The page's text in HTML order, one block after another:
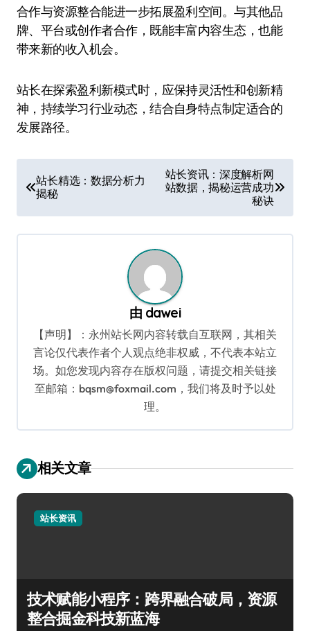
合作与资源整合能进一步拓展盈利空间。与其他品
牌、平台或创作者合作，既能丰富内容生态，也能
带来新的收入机会。
站长在探索盈利新模式时，应保持灵活性和创新精
神，持续学习行业动态，结合自身特点制定适合的
发展路径。
章
导
航
站长精选：数据分析力
揭秘
站长资讯：深度解析网
站数据，揭秘运营成功
秘诀
由 dawei
【声明】：永州站长网内容转载自互联网，其相关
言论仅代表作者个人观点绝非权威，不代表本站立
场。如您发现内容存在版权问题，请提交相关链接
至邮箱：bqsm@foxmail.com，我们将及时予以处
理。
相关文章
站长资讯
技术赋能小程序：跨界融合破局，资源
整合掘金科技新蓝海